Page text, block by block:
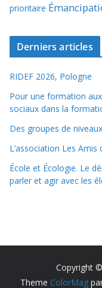
prioritaire
Derniers articles
RIDEF 2026, Pologne
Pour une formation
sociaux dans la
Des groupes de
L’association Les
École et Écologie. Le
parler et agir avec les
Copyright
Theme ColorMag